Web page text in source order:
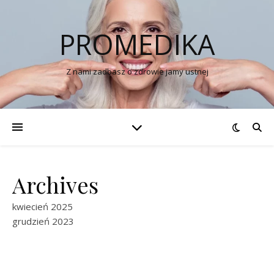
PROMEDIKA
Z nami zadbasz o zdrowie jamy ustnej
Archives
kwiecień 2025
grudzień 2023